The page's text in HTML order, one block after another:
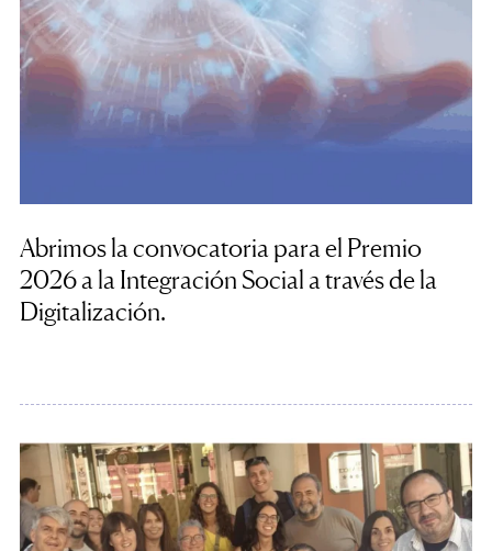
Abrimos la convocatoria para el Premio
2026 a la Integración Social a través de la
Digitalización.